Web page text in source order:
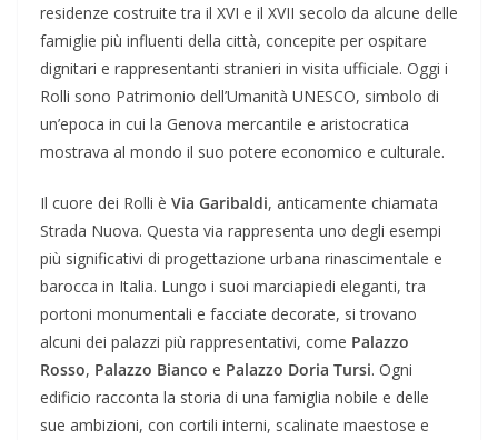
residenze costruite tra il XVI e il XVII secolo da alcune delle
famiglie più influenti della città, concepite per ospitare
dignitari e rappresentanti stranieri in visita ufficiale. Oggi i
Rolli sono Patrimonio dell’Umanità UNESCO, simbolo di
un’epoca in cui la Genova mercantile e aristocratica
mostrava al mondo il suo potere economico e culturale.
Il cuore dei Rolli è Via Garibaldi, anticamente chiamata
Strada Nuova. Questa via rappresenta uno degli esempi
più significativi di progettazione urbana rinascimentale e
barocca in Italia. Lungo i suoi marciapiedi eleganti, tra
portoni monumentali e facciate decorate, si trovano
alcuni dei palazzi più rappresentativi, come Palazzo
Rosso, Palazzo Bianco e Palazzo Doria Tursi. Ogni
edificio racconta la storia di una famiglia nobile e delle
sue ambizioni, con cortili interni, scalinate maestose e